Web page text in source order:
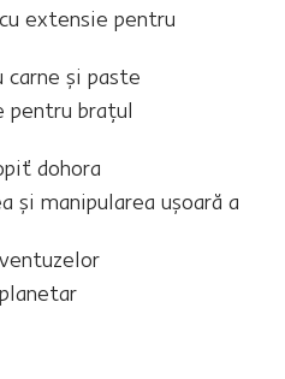
extensie pentru
şi paste
pentru braţul
dohora
şi manipularea uşoară a